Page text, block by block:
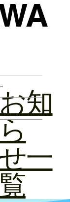
知
せ一
覧
巻ハーフマラソン大会に出場しました